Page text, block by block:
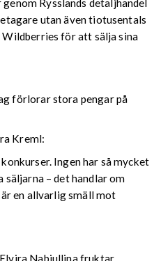
Rysslands detaljhandel
utan även tiotusentals
för att sälja sina
förlorar stora pengar på
Kreml:
Ingen har så mycket
– det handlar om
en allvarlig smäll mot
Nabiullina fruktar